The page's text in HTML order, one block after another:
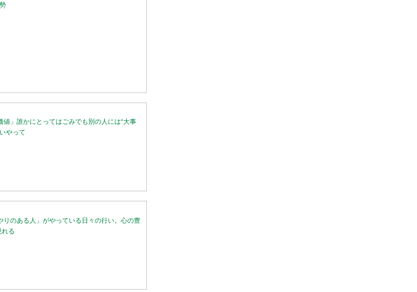
値」誰かにとってはごみでも別の人には“大事
やって
りのある人」がやっている日々の行い。心の豊
れる